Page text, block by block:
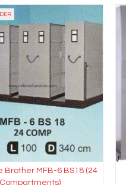
Brother MFB-6 BS18 (24
Compartments)